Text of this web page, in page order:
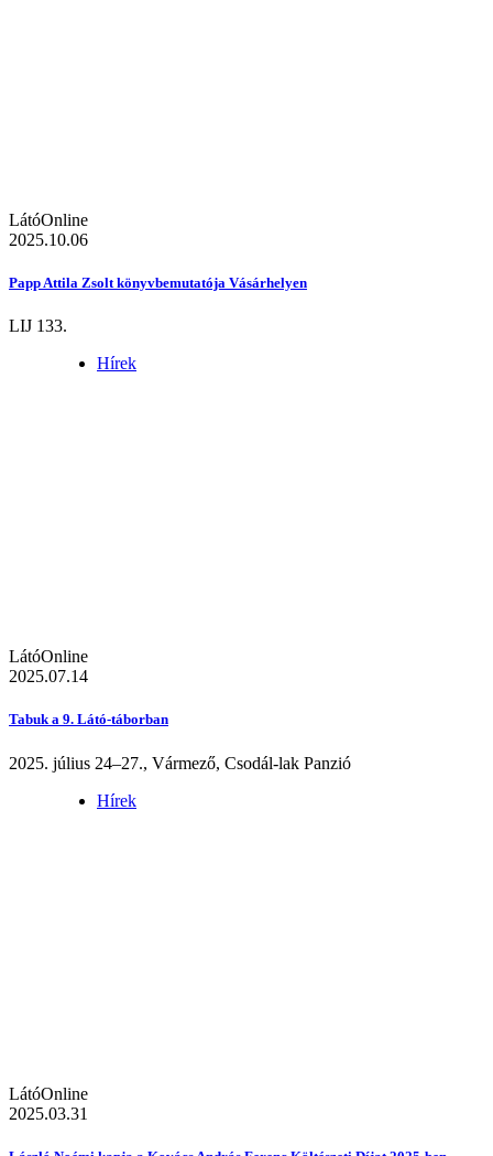
LátóOnline
2025.10.06
Papp Attila Zsolt könyvbemutatója Vásárhelyen
LIJ 133.
Hírek
LátóOnline
2025.07.14
Tabuk a 9. Látó-táborban
2025. július 24–27., Vármező, Csodál-lak Panzió
Hírek
LátóOnline
2025.03.31